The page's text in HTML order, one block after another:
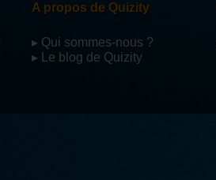
A propos de Quizity
▸ Qui sommes-nous ?
▸ Le blog de Quizity